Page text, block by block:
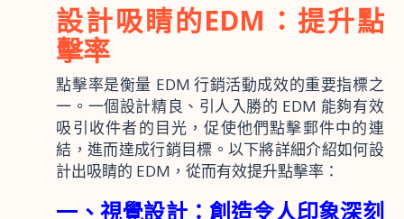
設計吸睛的EDM：提升點
擊率
點擊率是衡量 EDM 行銷活動成效的重要指標之
一。一個設計精良、引人入勝的 EDM 能夠有效
吸引收件者的目光，促使他們點擊郵件中的連
結，進而達成行銷目標。以下將詳細介紹如何設
計出吸睛的 EDM，從而有效提升點擊率：
一、視覺設計：創造令人印象深刻